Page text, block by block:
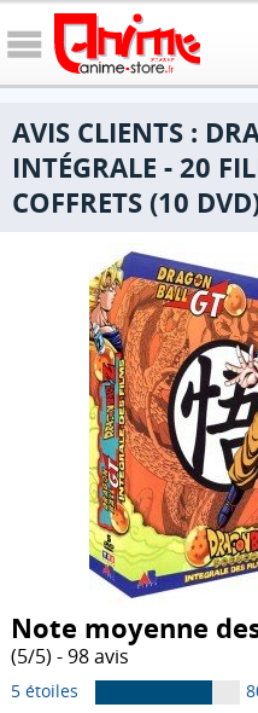
AVIS CLIENTS :
INTÉGRALE - 20
COFFRETS (10
Note moyenne
(5/5) -98avis
5 étoiles